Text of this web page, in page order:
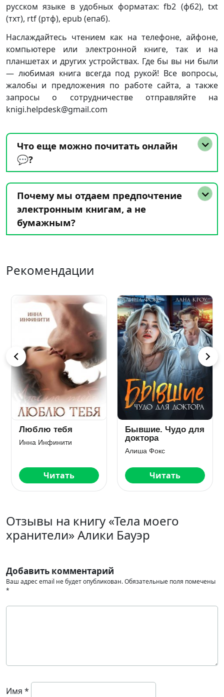
русском языке в удобных форматах: fb2 (фб2), txt
(тхт), rtf (ртф), epub (епаб).
Наслаждайтесь чтением как на телефоне, айфоне,
компьютере или электронной книге, так и на
планшетах и других устройствах. Где бы вы ни были
— любимая книга всегда под рукой! Все вопросы,
жалобы и предложения по работе сайта, а также
запросы о сотрудничестве отправляйте на
knigi.helpdesk@gmail.com
Что еще можно почитать онлайн
💬?
Почему мы отдаем предпочтение
электронным книгам, а не
бумажным?
Рекомендации
Люблю тебя
Инна Инфинити
Читать
Бывшие. Чудо для
доктора
Алиша Фокс
Читать
Отзывы на книгу «Тела моего
хранители» Алики Бауэр
Добавить комментарий
Ваш адрес email не будет опубликован.Обязательные поля помечены
*
Имя *